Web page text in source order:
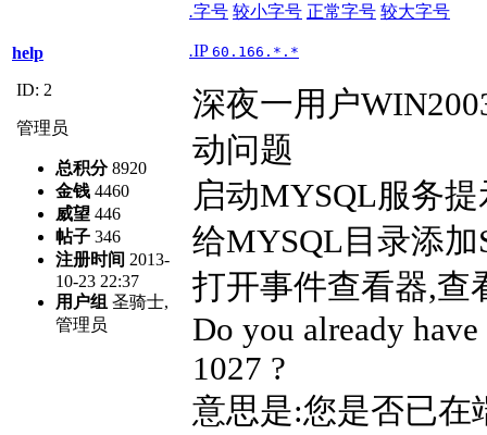
help
ID: 2
管理员
总积分8920
金钱 4460
威望 446
帖子 346
注册时间 2013-
10-23 22:37
用户组 圣骑士,
管理员
.字号 较小字号 正常字号 较大字号
.IP 60.166.*.*
深夜一用户
动问题
启动MYSQL服务
给MYSQL目录添
打开事件查看器,查
Do you already
1027 ?
意思是:您是否已在